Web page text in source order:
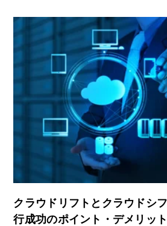
クラウドリフトとクラウドシ
行成功のポイント・デメリッ